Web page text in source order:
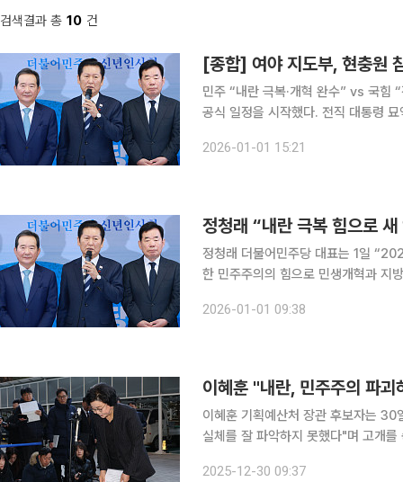
검색결과 총 10 건
[종합] 여야 지도부, 현충원
민주 “내란 극복·개혁 완수” vs 국힘 “정치 기본·민심” 강조
공식 일정을 시작했다. 전직 대통령
2026-01-01 15:21
정청래 “내란 극복 힘으로
정청래 더불어민주당 대표는 1일
한 민주주의의 힘으로 민생개혁과 지방선거
운 한 해였지만 국민 덕분에 내란을
2026-01-01 09:38
이혜훈 "내란, 민주주의 파
이혜훈 기획예산처 장관 후보자는 30
실체를 잘 파악하지 못했다"며 고개를 숙였다. 이 후보자는 이날 서울 예금보험
2025-12-30 09:37